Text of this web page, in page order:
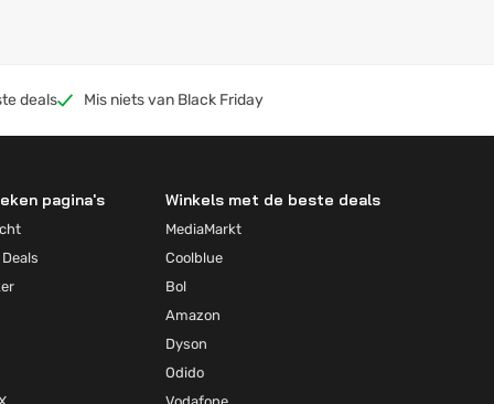
deals Mis niets van Black Friday
pagina's Winkels met de beste deals
MediaMarkt
Coolblue
Bol
Amazon
Dyson
Odido